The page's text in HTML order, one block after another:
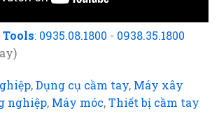
: 0935.08.1800 - 0938.35.1800
,Dụng cụ cầm tay, Máy xây
nghiệp, Máy móc,Thiết bị cầm tay